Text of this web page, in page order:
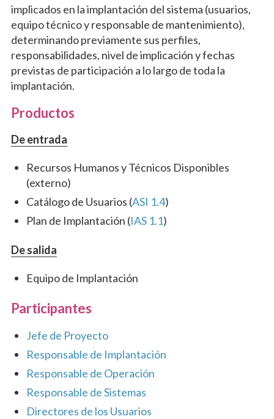
implicados en la implantación del sistema (usuarios,
equipo técnico y responsable de mantenimiento),
determinando previamente sus perfiles,
responsabilidades, nivel de implicación y fechas
previstas de participación a lo largo de toda la
implantación.
Productos
De entrada
Recursos Humanos y Técnicos Disponibles
(externo)
Catálogo de Usuarios (ASI 1.4)
Plan de Implantación (IAS 1.1)
De salida
Equipo de Implantación
Participantes
Jefe de Proyecto
Responsable de Implantación
Responsable de Operación
Responsable de Sistemas
Directores de los Usuarios